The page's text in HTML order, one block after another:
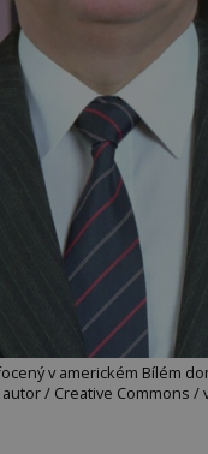
v americkém Bílém
/ Creative Commons /